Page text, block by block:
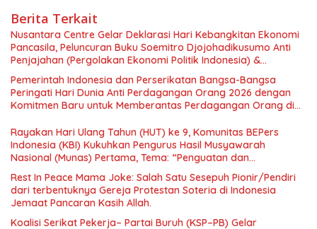
Berita Terkait
Nusantara Centre Gelar Deklarasi Hari Kebangkitan Ekonomi
Pancasila, Peluncuran Buku Soemitro Djojohadikusumo Anti
Penjajahan (Pergolakan Ekonomi Politik Indonesia) &
Simposium Nasional “Urgensi Undang-Undang Perekonomian
Nasional dan Kesejahteraan Sosial dalam Menata Bangsa
Menuju Indonesia Emas 2045”,
Pemerintah Indonesia dan Perserikatan Bangsa-Bangsa
Peringati Hari Dunia Anti Perdagangan Orang 2026 dengan
Komitmen Baru untuk Memberantas Perdagangan Orang di
Rayakan Hari Ulang Tahun (HUT) ke 9, Komunitas BEPers
Indonesia (KBI) Kukuhkan Pengurus Hasil Musyawarah
Nasional (Munas) Pertama, Tema: “Penguatan dan
Pengembangan Organisasi KBI yang Berbasis Riset di seluruh
Indonesia dan Mancanegara”.
Rest In Peace Mama Joke: Salah Satu Sesepuh Pionir/Pendiri
dari terbentuknya Gereja Protestan Soteria di Indonesia
Jemaat Pancaran Kasih Allah.
Koalisi Serikat Pekerja– Partai Buruh (KSP–PB) Gelar